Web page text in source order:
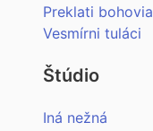
Preklati bohovia
Vesmírni tuláci
Štúdio
Iná nežná